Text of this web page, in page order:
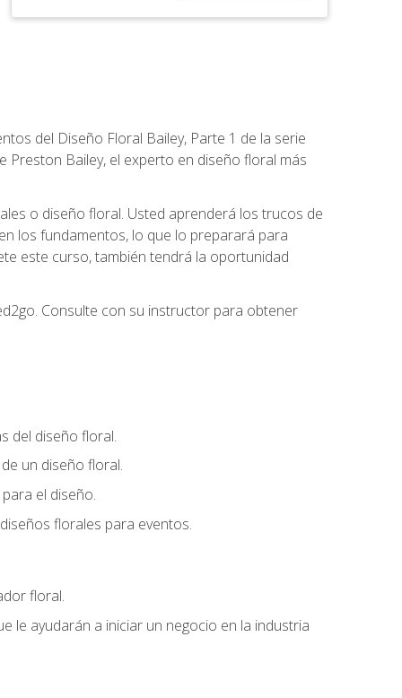
del Diseño Floral Bailey, Parte 1 de la serie
Bailey, el experto en diseño floral más
o diseño floral. Usted aprenderá los trucos de
los fundamentos, lo que lo preparará para
este curso, también tendrá la oportunidad
Consulte con su instructor para obtener
del diseño floral.
un diseño floral.
el diseño.
florales para eventos.
floral.
le ayudarán a iniciar un negocio en la industria